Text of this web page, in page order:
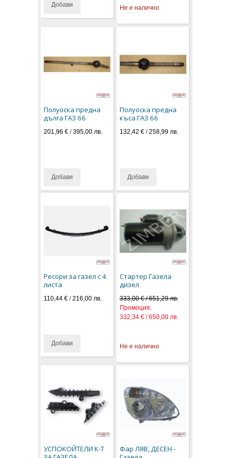
Добави Не е налично
Полуоска предна
дълга ГАЗ 66
201,96 € /395,00 лв.
Добави
Полуоска предна
къса ГАЗ 66
132,42 €/258,99 лв.
Добави
Ресори за газел с 4
листа
110,44 € /216,00 лв.
Добави
Стартер Газела
дизел
333,00 € / 651,29 лв.
Промоция:
332,34 € / 650,00 лв.
Не е налично
УСПОКОЙТЕЛИ К-Т
Фар ЛЯВ, ДЕСЕН -